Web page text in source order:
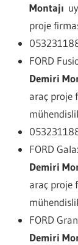
Montajı
proje
FORD
Demiri
araç proje
FORD
Demiri
araç proje
FORD
Demiri